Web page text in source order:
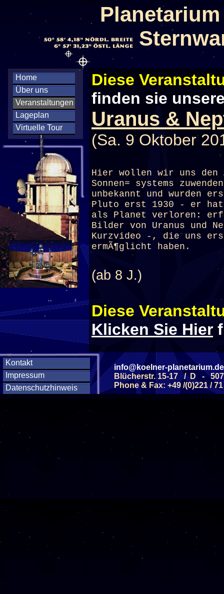
Home
Über uns
Veranstaltungen
Lageplan
Virtuelle Tour
Kontakt
Impressum
Datenschutzhinweis
Diese
finden sie
Uranus &
(Sa. 9 Oktober
Hier wollen wir uns den
Sonnen= systems
unbekannt und wurden
Pluto erst 1930 - er
als Planet verloren:
Bilder von Uranus und
Kurzvideo -, die uns erst
ermÃ¶glicht haben.
(ab 8 J.)
Diese
Klicken Sie Hier
Diese
Wochentag
SAMSTAG
SAMSTAG
SAMSTAG
Alle
info@koelner-planetarium.de
Blücherstr. 15-17 / D -
Phone & Fax: +49 /(0)221 /